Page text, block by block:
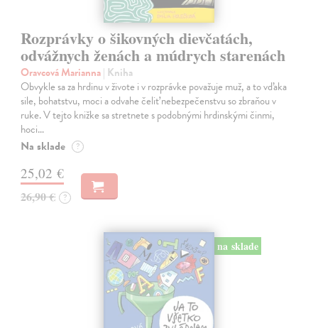
Rozprávky o šikovných dievčatách,
odvážnych ženách a múdrych starenách
Oravcová Marianna| Kniha
Obvykle sa za hrdinu v živote i v rozprávke považuje muž, a to vďaka
sile, bohatstvu, moci a odvahe čeliť nebezpečenstvu so zbraňou v
ruke. V tejto knižke sa stretnete s podobnými hrdinskými činmi,
hoci…
Na sklade ?
25,02 €
26,90 € ?
na sklade